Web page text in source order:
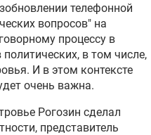
телефонной
вопросов" на
процессу в
в том числе,
И в этом контексте
очень важна.
Рогозин сделал
представитель